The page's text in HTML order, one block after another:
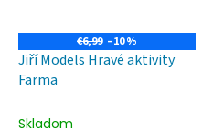
€6,99 –10 %
Jiří Models Hravé aktivity
Farma
Skladom